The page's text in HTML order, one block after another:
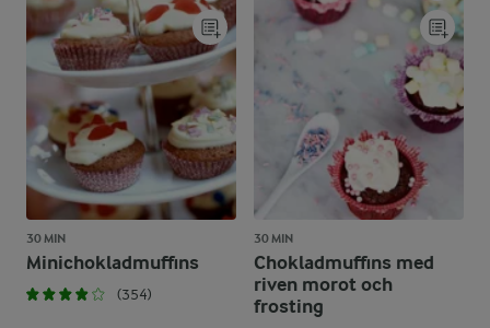
30 MIN
Minichokladmuffins
(354)
30 MIN
Chokladmuffins med
riven morot och
frosting